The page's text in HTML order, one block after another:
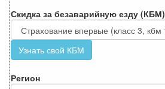
Скидка за безаварийную езду (КБМ)
Узнать свой КБМ
Регион